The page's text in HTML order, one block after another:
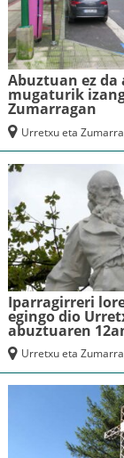
Abuztuan ez da
mugaturik
Zumarragan
Urretxu eta
Iparragirreri
egingo dio
abuztuaren
Urretxu eta